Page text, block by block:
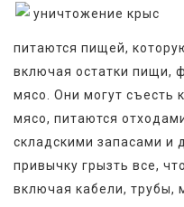
питаются пищей,
включая остатки пищи,
мясо. Они могут съесть
мясо, питаются
складскими запасами и
привычку грызть все,
включая кабели, трубы,